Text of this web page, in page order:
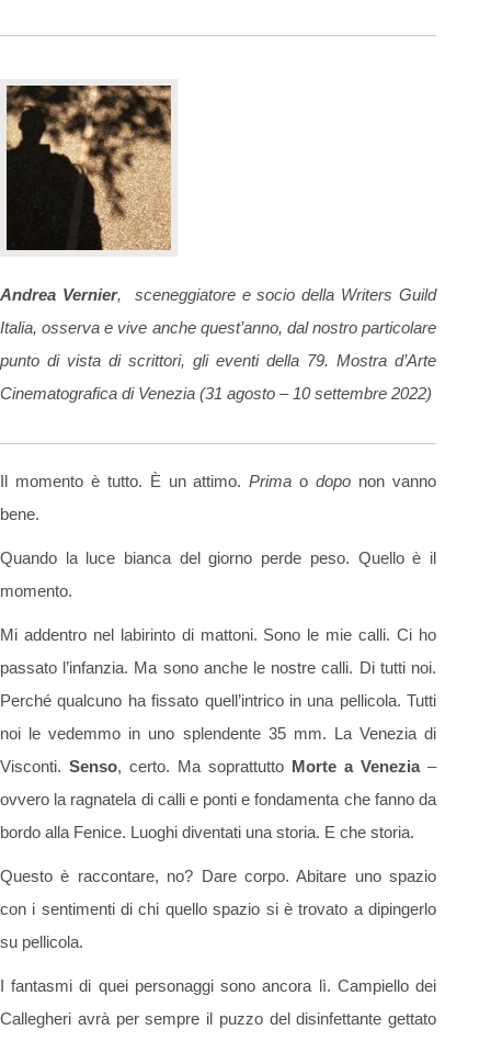
Andrea Vernier, sceneggiatore e socio della Writers Guild
Italia, osserva e vive anche quest’anno, dal nostro particolare
punto di vista di scrittori, gli eventi della 79. Mostra d’Arte
Cinematografica di Venezia (31 agosto – 10 settembre 2022)
Il momento è tutto. È un attimo.Prima odopo non vanno
bene.
Quando la luce bianca del giorno perde peso. Quello è il
momento.
Mi addentro nel labirinto di mattoni. Sono le mie calli. Ci ho
passato l’infanzia. Ma sono anche le nostre calli. Di tutti noi.
Perché qualcuno ha fissato quell’intrico in una pellicola. Tutti
noi le vedemmo in uno splendente 35 mm. La Venezia di
Visconti. Senso, certo. Ma soprattutto Morte a Venezia–
ovvero la ragnatela di calli e ponti e fondamenta che fanno da
bordo alla Fenice. Luoghi diventati una storia. E che storia.
Questo è raccontare, no? Dare corpo. Abitare uno spazio
con i sentimenti di chi quello spazio si è trovato a dipingerlo
su pellicola.
I fantasmi di quei personaggi sono ancora lì. Campiello dei
Callegheri avrà per sempre il puzzo del disinfettante gettato